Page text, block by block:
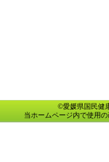
©愛媛県国民健
当ホームページ内で使用